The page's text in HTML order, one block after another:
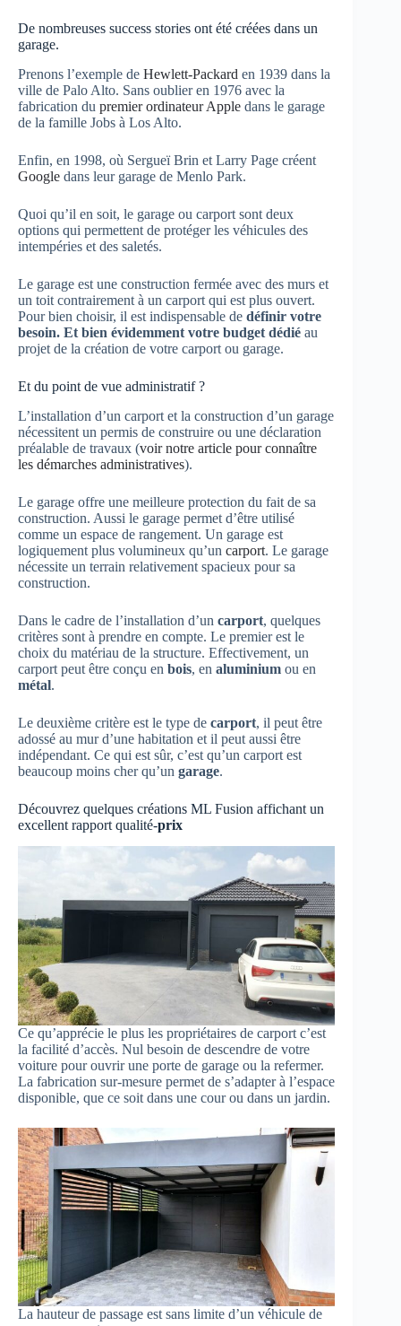
De nombreuses success stories ont été créées dans un
garage.
Prenons l’exemple de Hewlett-Packard en 1939 dans la
ville de Palo Alto. Sans oublier en 1976 avec la
fabrication du premier ordinateur Apple dans le garage
de la famille Jobs à Los Alto.
Enfin, en 1998, où Sergueï Brin et Larry Page créent
Google dans leur garage de Menlo Park.
Quoi qu’il en soit, le garage ou carport sont deux
options qui permettent de protéger les véhicules des
intempéries et des saletés.
Le garage est une construction fermée avec des murs et
un toit contrairement à un carport qui est plus ouvert.
Pour bien choisir, il est indispensable de définir votre
besoin. Et bien évidemment votre budget dédié au
projet de la création de votre carport ou garage.
Et du point de vue administratif ?
L’installation d’un carport et la construction d’un garage
nécessitent un permis de construire ou une déclaration
préalable de travaux (voir notre article pour connaître
les démarches administratives).
Le garage offre une meilleure protection du fait de sa
construction. Aussi le garage permet d’être utilisé
comme un espace de rangement. Un garage est
logiquement plus volumineux qu’un carport. Le garage
nécessite un terrain relativement spacieux pour sa
construction.
Dans le cadre de l’installation d’un carport, quelques
critères sont à prendre en compte. Le premier est le
choix du matériau de la structure. Effectivement, un
carport peut être conçu en bois, en aluminium ou en
métal.
Le deuxième critère est le type de carport, il peut être
adossé au mur d’une habitation et il peut aussi être
indépendant. Ce qui est sûr, c’est qu’un carport est
beaucoup moins cher qu’un garage.
Découvrez quelques créations ML Fusion affichant un
excellent rapport qualité-prix
Ce qu’apprécie le plus les propriétaires de carport c’est
la facilité d’accès. Nul besoin de descendre de votre
voiture pour ouvrir une porte de garage ou la refermer.
La fabrication sur-mesure permet de s’adapter à l’espace
disponible, que ce soit dans une cour ou dans un jardin.
La hauteur de passage est sans limite d’un véhicule de